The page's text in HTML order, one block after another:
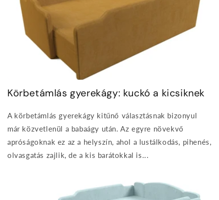
Körbetámlás gyerekágy: kuckó a kicsiknek
A körbetámlás gyerekágy kitűnő választásnak bizonyul
már közvetlenül a babaágy után. Az egyre növekvő
apróságoknak ez az a helyszín, ahol a lustálkodás, pihenés,
olvasgatás zajlik, de a kis barátokkal is...